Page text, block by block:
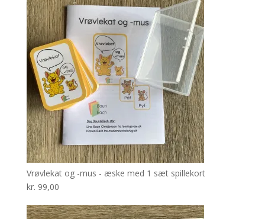
Vrøvlekat og -mus - æske med 1 sæt spillekort
kr. 99,00